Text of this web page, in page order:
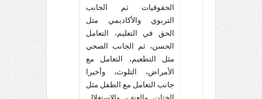
الحقوقيات ثم الجانب
التربوي والأكاديمي مثل
الحق في التعليم، التعامل
الحسن، ثم الجانب الصحي
مثل التطعيم، التعامل مع
الأمراض، التلوث، وأخيرا
جانب التعامل مع الطفل مثل